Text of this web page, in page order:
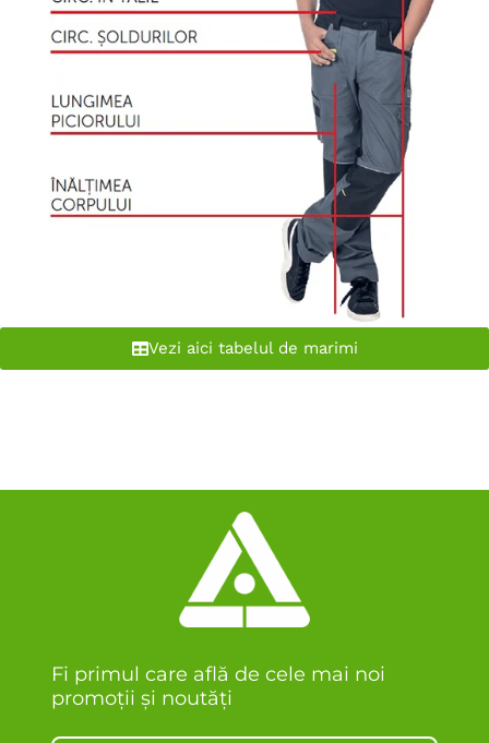
Vezi aici tabelul de marimi
Fi primul care află de cele mai noi
promoții și noutăți